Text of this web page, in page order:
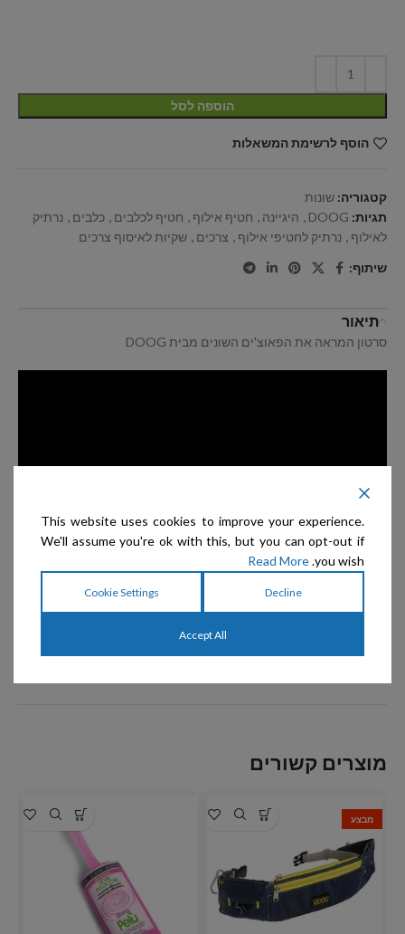
הוספה לסל
הוסף לרשימת המשאלות
קטגוריה: שונות
תגיות: DOOG
, היגיינה , חטיף אילוף , חטיף לכלבים , כלבים , נרתיק
לאילוף , נרתיק לחטיפי אילוף , צרכים , שקיות לאיסוף צרכים
שיתוף:
תיאור
סרטון המראה את הפאוצ'ים השונים מבית DOOG
מוצרים קשורים
מבצע
This website uses cookies to improve your experience.
We'll assume you're ok with this, but you can opt-out if
you wish.
Read More
Decline
Cookie Settings
Accept All